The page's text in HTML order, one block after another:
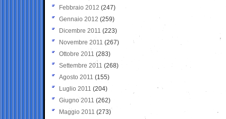
Febbraio 2012 (247)
Gennaio 2012 (259)
Dicembre 2011 (223)
Novembre 2011 (267)
Ottobre 2011 (283)
Settembre 2011 (268)
Agosto 2011 (155)
Luglio 2011 (204)
Giugno 2011 (262)
Maggio 2011 (273)